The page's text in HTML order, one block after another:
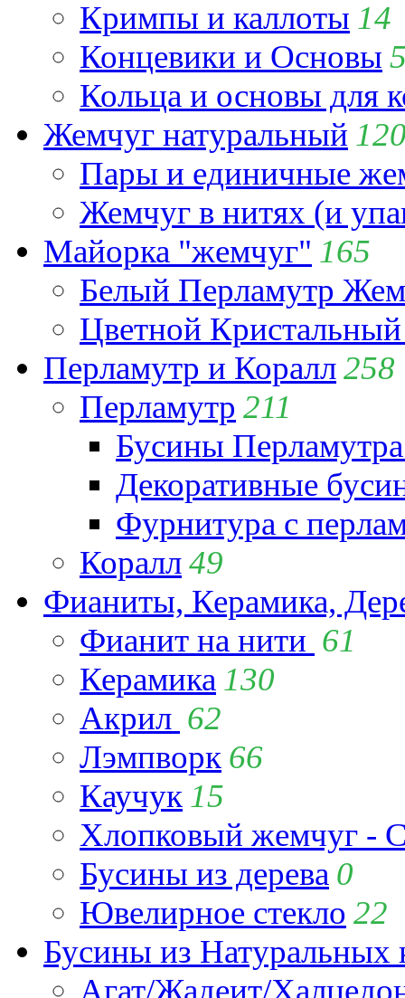
Кримпы и каллоты 14
Концевики и Основы
Кольца и основы для
Жемчуг натуральный
Пары и единичные
Жемчуг в нитях (и
Майорка "жемчуг" 165
Белый Перламутр
Цветной
Перламутр и Коралл258
Перламутр 211
Бусины
Декоративные
Фурнитура с
Коралл49
Фианиты, Керамика,
Фианит на нити 61
Керамика 130
Акрил 62
Лэмпворк 66
Каучук 15
Хлопковый жемчуг -
Бусины из дерева 0
Ювелирное стекло 22
Бусины из Натуральных
Агат/Жадеит/